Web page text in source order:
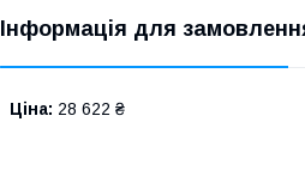
Інформація для
Ціна: 28 622 ₴